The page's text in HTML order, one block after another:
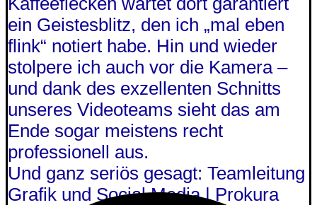
ein Geistesblitz, den ich „mal eben
flink“ notiert habe. Hin und wieder
stolpere ich auch vor die Kamera –
und dank des exzellenten Schnitts
unseres Videoteams sieht das am
Ende sogar meistens recht
professionell aus.
Und ganz seriös gesagt: Teamleitung
Grafik und Social Media | Prokura